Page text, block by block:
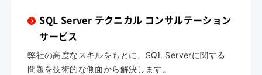
SQL Server テクニカル コンサルテーション
サービス
弊社の高度なスキルをもとに、SQL Serverに関する
問題を技術的な側面から解決します。